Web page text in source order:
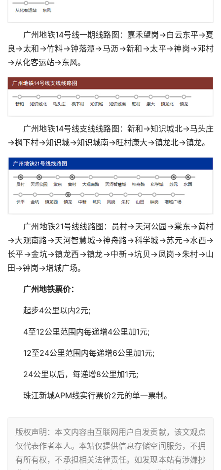
广州地铁14号线一期线路图：嘉禾望岗→白云东平→夏
良→太和→竹料→钟落潭→马沥→新和→太平→神岗→邓村
→从化客运站→东风。
广州地铁14号线支线线路图：新和→知识城北→马头庄
→枫下村→知识城→知识城南→旺村康大→镇龙北→镇龙。
广州地铁21号线线路图：员村→天河公园→棠东→黄村
→大观南路→天河智慧城→神舟路→科学城→苏元→水西→
长平→金坑→镇龙西→镇龙→中新→坑贝→凤岗→朱村→山
田→钟岗→增城广场。
广州地铁票价：
起步4公里以内2元;
4至12公里范围内每递增4公里加1元;
12至24公里范围内每递增6公里加1元;
24公里以后，每递增8公里加1元;
珠江新城APM线实行票价2元的单一票制。
版权声明：本文内容由互联网用户自发贡献，该文观点
仅代表作者本人。本站仅提供信息存储空间服务，不拥
有所有权，不承担相关法律责任。如发现本站有涉嫌抄